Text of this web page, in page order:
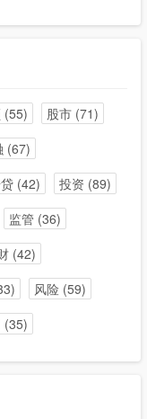
(55) 股市(71)
(67)
(42) 投资 (89)
监管 (36)
(42)
风险(59)
(35)